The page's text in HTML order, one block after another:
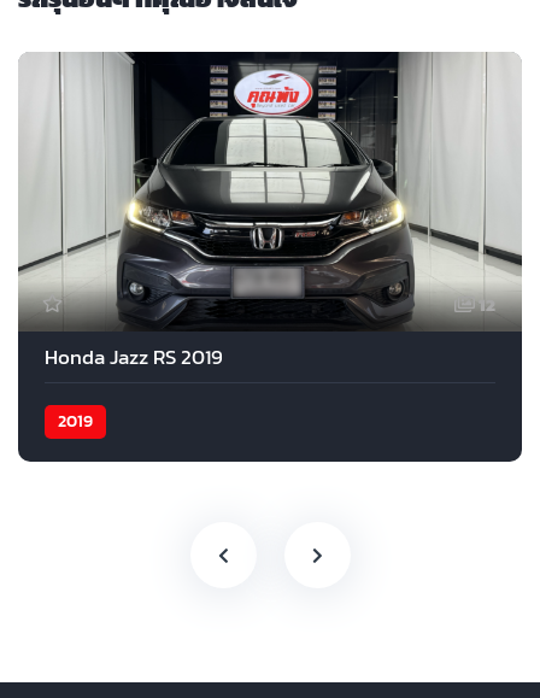
12
Honda Jazz RS 2019
2019